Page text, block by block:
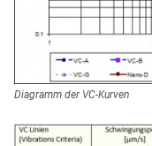
Diagramm der VC-Kurven